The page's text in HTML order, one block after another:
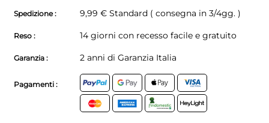
Spedizione : 9,99 € Standard ( consegna in 3/4gg. )
Reso : 14 giorni con recesso facile e gratuito
Garanzia : 2 anni di Garanzia Italia
Pagamenti :